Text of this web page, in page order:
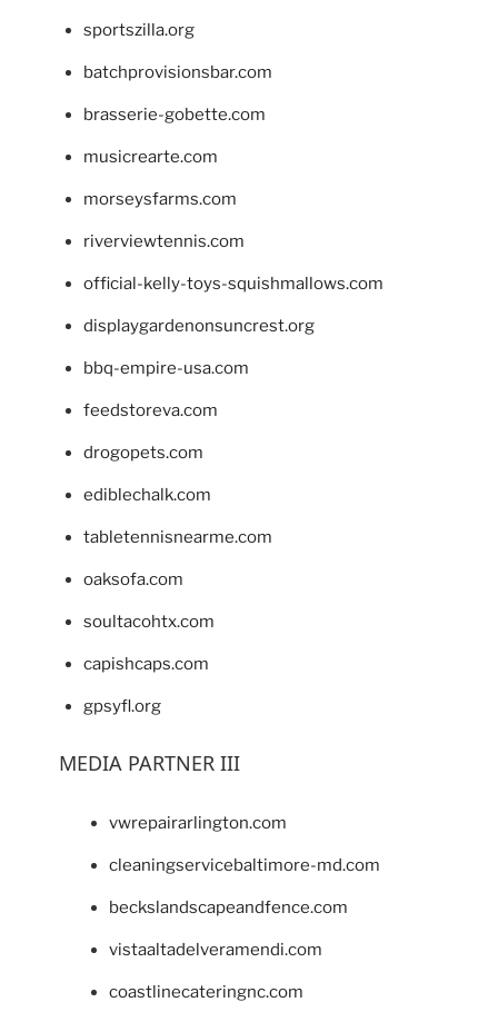
sportszilla.org
batchprovisionsbar.com
brasserie-gobette.com
musicrearte.com
morseysfarms.com
riverviewtennis.com
official-kelly-toys-squishmallows.com
displaygardenonsuncrest.org
bbq-empire-usa.com
feedstoreva.com
drogopets.com
ediblechalk.com
tabletennisnearme.com
oaksofa.com
soultacohtx.com
capishcaps.com
gpsyfl.org
MEDIA PARTNER III
vwrepairarlington.com
cleaningservicebaltimore-md.com
beckslandscapeandfence.com
vistaaltadelveramendi.com
coastlinecateringnc.com